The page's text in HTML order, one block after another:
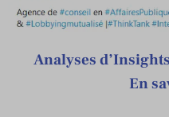
Analyses
En